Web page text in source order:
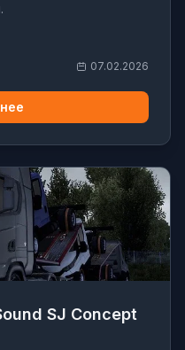
07.02.2026
SJ Concept